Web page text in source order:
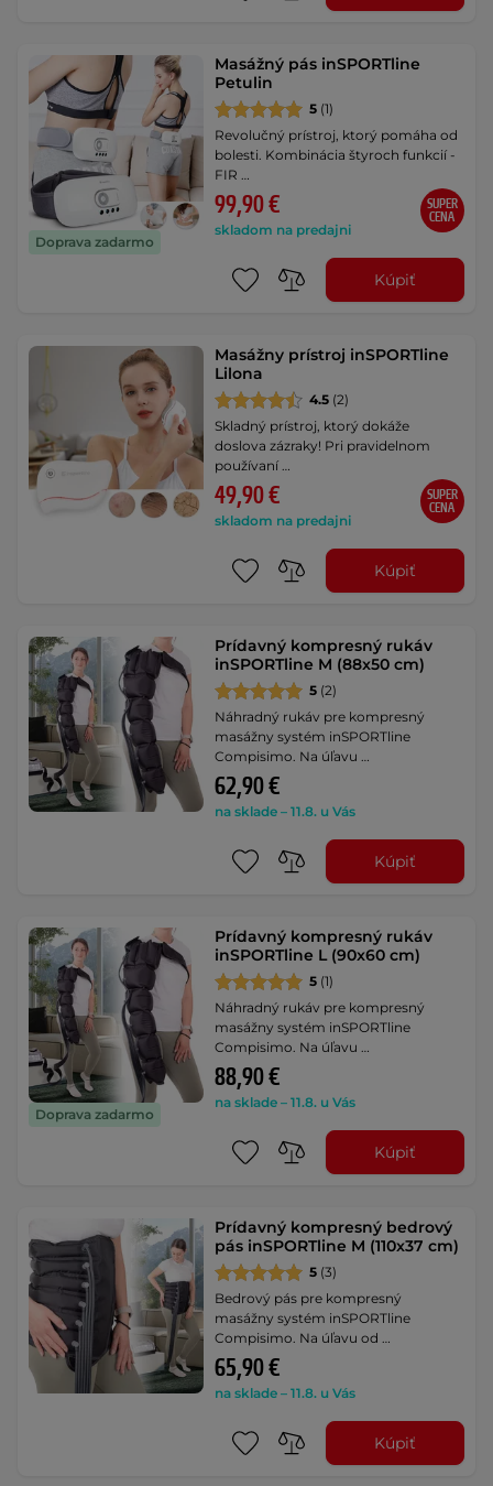
Doprava zadarmo
Masážný pás inSPORTline
Petulin
5 (1)
Revolučný prístroj, ktorý pomáha od
bolesti. Kombinácia štyroch funkcií -
FIR …
99,90 €
skladom na predajni
SUPER
CENA
Kúpiť
Masážny prístroj inSPORTline
Lilona
4.5 (2)
Skladný prístroj, ktorý dokáže
doslova zázraky! Pri pravidelnom
používaní …
49,90 €
skladom na predajni
SUPER
CENA
Kúpiť
Prídavný kompresný rukáv
inSPORTline M (88x50 cm)
5 (2)
Náhradný rukáv pre kompresný
masážny systém inSPORTline
Compisimo. Na úľavu …
62,90 €
na sklade – 11.8. u Vás
Kúpiť
Doprava zadarmo
Prídavný kompresný rukáv
inSPORTline L (90x60 cm)
5 (1)
Náhradný rukáv pre kompresný
masážny systém inSPORTline
Compisimo. Na úľavu …
88,90 €
na sklade – 11.8. u Vás
Kúpiť
Prídavný kompresný bedrový
pás inSPORTline M (110x37 cm)
5 (3)
Bedrový pás pre kompresný
masážny systém inSPORTline
Compisimo. Na úľavu od …
65,90 €
na sklade – 11.8. u Vás
Kúpiť